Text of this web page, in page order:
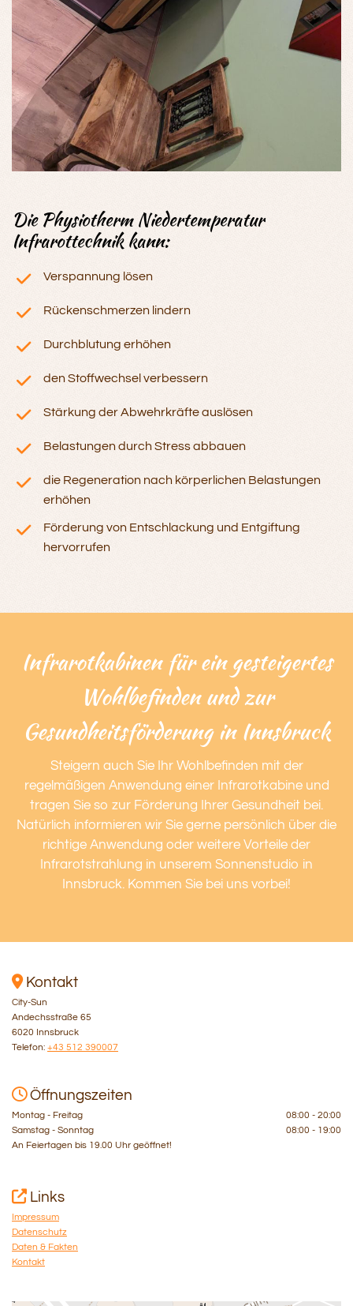
Die Physiotherm Niedertemperatur
Infrarottechnik kann:
Verspannung lösen
Rückenschmerzen lindern
Durchblutung erhöhen
den Stoffwechsel verbessern
Stärkung der Abwehrkräfte auslösen
Belastungen durch Stress abbauen
die Regeneration nach körperlichen Belastungen
erhöhen
Förderung von Entschlackung und Entgiftung
hervorrufen
Infrarotkabinen für ein gesteigertes
Wohlbefinden und zur
Gesundheitsförderung in Innsbruck
Steigern auch Sie Ihr Wohlbefinden mit der
regelmäßigen Anwendung einer Infrarotkabine und
tragen Sie so zur Förderung Ihrer Gesundheit bei.
Natürlich informieren wir Sie gerne persönlich über die
richtige Anwendung oder weitere Vorteile der
Infrarotstrahlung in unserem Sonnenstudio in
Innsbruck. Kommen Sie bei uns vorbei!
Kontakt
City-Sun
Andechsstraße 65
6020 Innsbruck
Telefon: +43 512 390007
Öffnungszeiten
Montag - Freitag
08:00 - 20:00
Samstag - Sonntag
08:00 - 19:00
An Feiertagen bis 19.00 Uhr geöffnet!
 Links
Impressum
Datenschutz
Daten & Fakten
Kontakt